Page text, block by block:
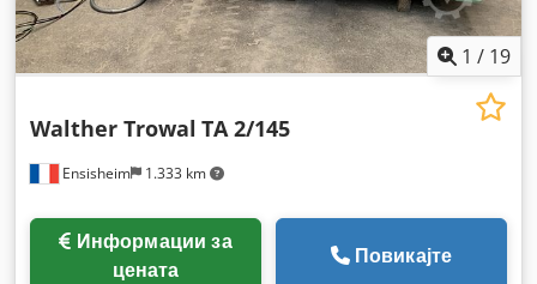
1 / 19
Ensisheim 1.333 km
Walther Trowal TA 2/145
цената
Повикајте